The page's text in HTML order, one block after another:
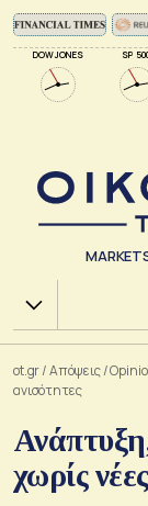
DOW JONES SP
Χ.Α.
ot.gr/Απόψεις/
ανισότητες
χωρίς